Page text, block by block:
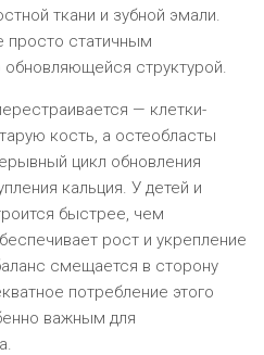
ткани и зубной эмали.
просто статичным
структурой.
— клетки-
кость, а остеобласты
цикл обновления
кальция. У детей и
быстрее, чем
рост и укрепление
смещается в сторону
потребление этого
важным для